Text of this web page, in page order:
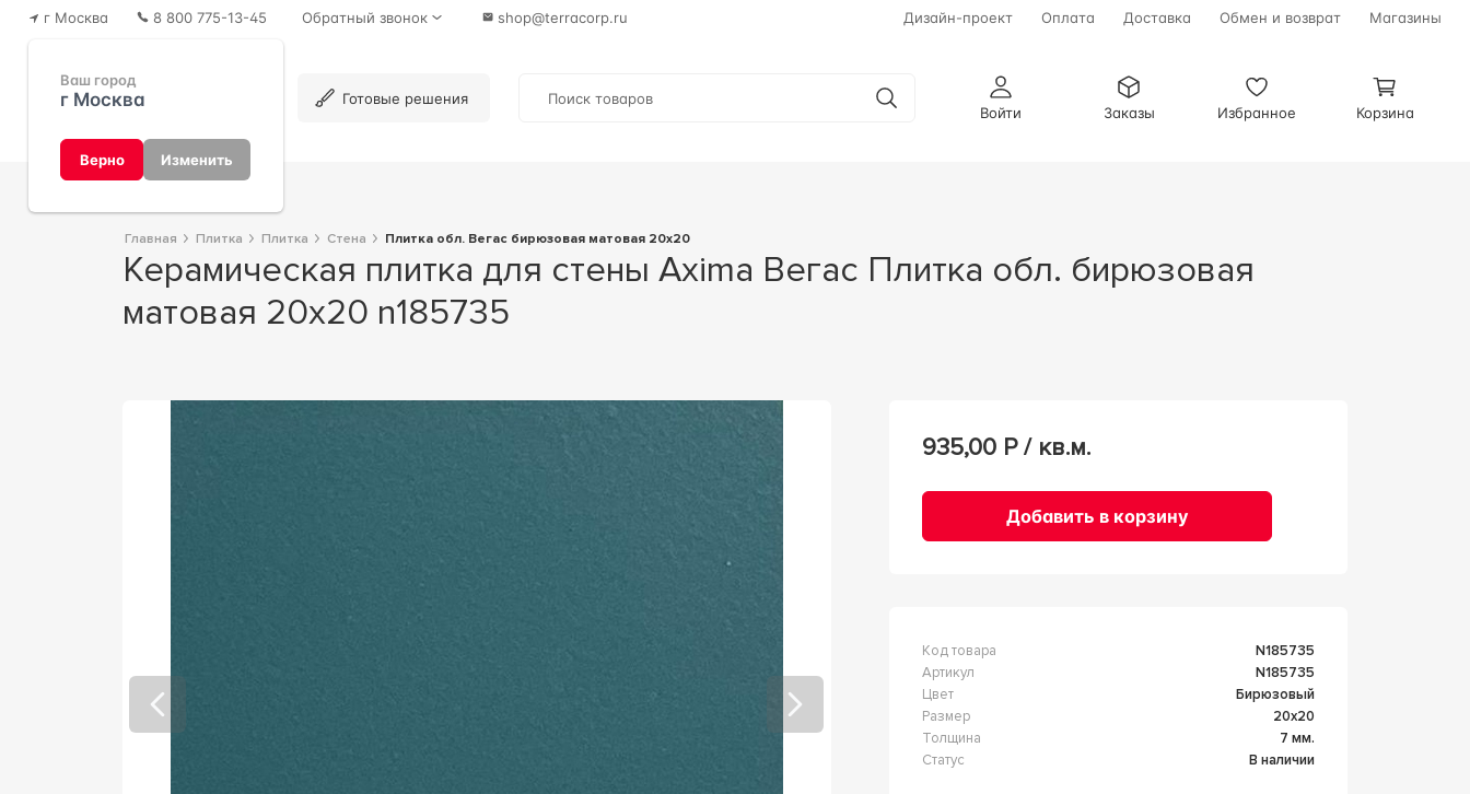
г Москва
Ваш город
г Москва
Верно Изменить
8 800 775-13-45 Обратный звонок shop@terracorp.ru Дизайн-проект Оплата Доставка Обмен и возврат Магазины
Готовые решения
Войти
Заказы Избранное Корзина
Главная Плитка Плитка Стена Плитка обл. Вегас бирюзовая матовая 20x20
Керамическая плитка для стены Axima Вегас Плитка обл. бирюзовая
матовая 20x20 n185735
935,00 Р / кв.м.
Добавить в корзину
Код товара
n185735
Артикул
n185735
Цвет
Бирюзовый
Размер
20x20
Толщина
7 мм.
Статус
В наличии